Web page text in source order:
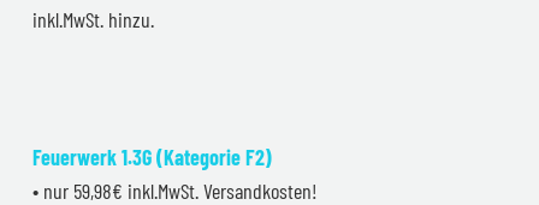
inkl.MwSt. hinzu.
Feuerwerk 1.3G (Kategorie F2)
• nur 59,98€ inkl.MwSt. Versandkosten!